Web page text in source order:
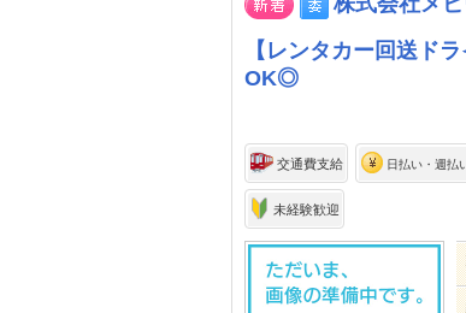
【レンタカー回送ド
OK◎
交通費支給 日払い・週払
未経験歓迎